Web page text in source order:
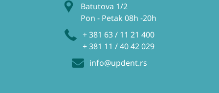
Batutova 1/2
Pon - Petak 08h -20h
+ 381 63 / 11 21 400
+ 381 11 / 40 42 029
info@updent.rs